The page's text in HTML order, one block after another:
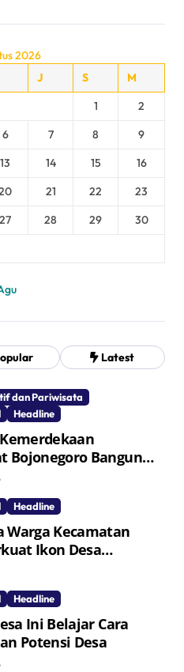
2026
J S
M
1
2
6 7 8
9
13 14 15
16
21 22
23
27 28 29
30
Latest
dan Pariwisata
Headline
Bojonegoro Bangun
Ekonomi
Headline
Warga Kecamatan
Ikon Desa
Lokal Melalui
Headline
Ini Belajar Cara
Potensi Desa